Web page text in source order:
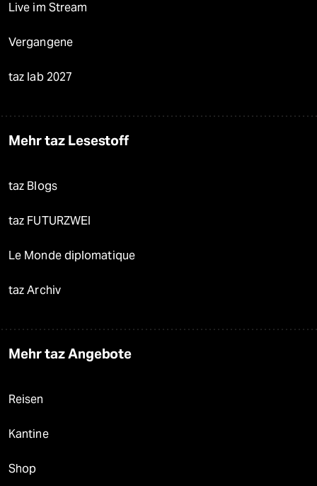
Live im Stream
Vergangene
taz lab 2027
Mehr taz Lesestoff
taz Blogs
taz FUTURZWEI
Le Monde diplomatique
taz Archiv
Mehr taz Angebote
Reisen
Kantine
Shop